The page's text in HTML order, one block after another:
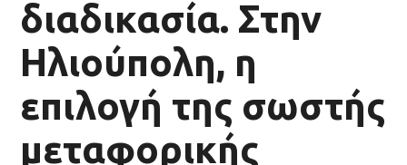
διαδικασία. Στην
Ηλιούπολη, η
επιλογή της σωστής
μεταφορικής